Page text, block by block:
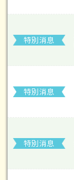
特別消息
特別消息
特別消息